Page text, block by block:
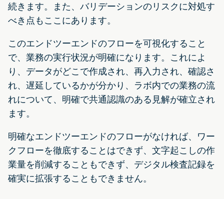
続きます。また、バリデーションのリスクに対処す
べき点もここにあります。
このエンドツーエンドのフローを可視化すること
で、業務の実行状況が明確になります。これによ
り、データがどこで作成され、再入力され、確認さ
れ、遅延しているかが分かり、ラボ内での業務の流
れについて、明確で共通認識のある見解が確立され
ます。
明確なエンドツーエンドのフローがなければ、ワー
クフローを徹底することはできず、文字起こしの作
業量を削減することもできず、デジタル検査記録を
確実に拡張することもできません。